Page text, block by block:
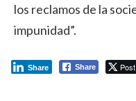
los reclamos de la
impunidad”.
Share Post
Share